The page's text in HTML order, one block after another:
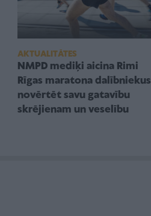
AKTUALITĀTES
NMPD mediķi aicina Rimi
Rīgas maratona dalībniekus
novērtēt savu gatavību
skrējienam un veselību